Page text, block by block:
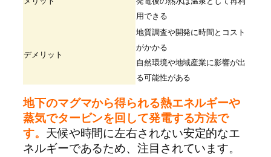
用できる
デメリット
地質調査や開発に時間とコスト
がかかる
自然環境や地域産業に影響が出
る可能性がある
地下のマグマから得られる熱エネルギーや
蒸気でタービンを回して発電する方法で
す。 天候や時間に左右されない安定的なエ
ネルギーであるため、注目されています。